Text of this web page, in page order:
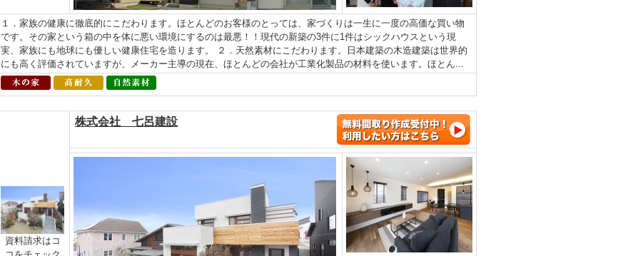
１．家族の健康に徹底的にこだわります。ほとんどのお客様のとっては、家づくりは一生に一度の高価な買い物
です。その家という箱の中を体に悪い環境にするのは最悪！！現代の新築の3件に1件はシックハウスという現
実、家族にも地球にも優しい健康住宅を造ります。 ２．天然素材にこだわります。日本建築の木造建築は世界的
にも高く評価されていますが、メーカー主導の現在、ほとんどの会社が工業化製品の材料を使います。ほとん...
資料請求はコ
株式会社 七呂建設